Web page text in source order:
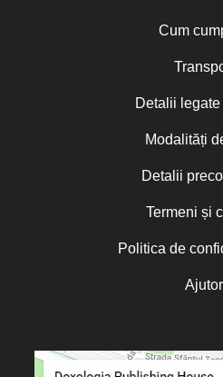
Cum
Detalii
Modalități
Detalii
Termeni și
Politica de
Ajutor